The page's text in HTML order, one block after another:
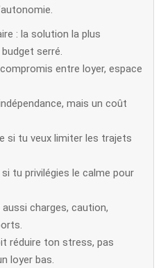
: la solution la plus
serré.
entre loyer, espace
mais un coût
si tu veux limiter les trajets
tu privilégies le calme pour
charges, caution,
réduire ton stress, pas
loyer bas.